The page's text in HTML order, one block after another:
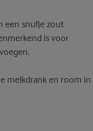
een snufje zout
is voor
melkdrank en room in